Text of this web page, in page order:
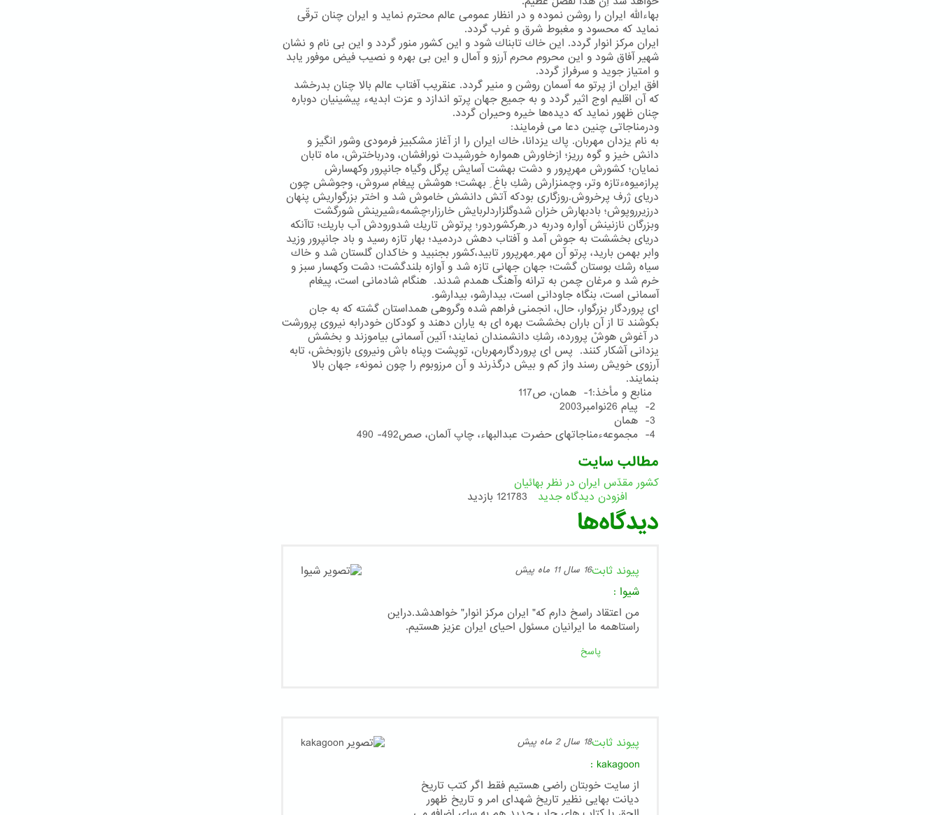
بهاءالله ایران را روشن نموده و در انظار عمومی عالم محترم نماید و ایران چنان ترقّی
نماید که محسود و مغبوط شرق و غرب گردد.
ایران مركز انوار گردد. این خاك تابناك شود و این كشور منور گردد و این بی نام و نشان
شهیر آفاق شود و این محروم محرم آرزو و آمال و این بی بهره و نصیب فیض موفور یابد
و امتیاز جوید و سرفراز گردد.
افق ایران از پرتو مه آسمان روشن و منیر گردد. عنقریب آفتاب عالم بالا چنان بدرخشد
كه آن اقلیم اوج اثیر گردد و به جمیع جهان پرتو اندازد و عزت ابدیهء پیشینیان دوباره
چنان ظهور نماید كه دیده‌ها خیره وحیران گردد.
ودرمناجاتی چنین دعا می فرمایند:
به نام یزدان مهربان. پاك یزدانا، خاك ایران را از آغاز مشكبیز فرمودی وشور انگیز و
دانش خیز و گوه رریز؛ ازخاورش همواره خورشیدت نورافشان، ودرباخترش، ماه تابان
نمایان؛ كشورش مهرپرور و دشت بهشت آسایش پرگل وگیاه جانپرور وكهسارش
پرازمیوهءتازه وتر، وچمنزارش رشكِ باغ ِ بهشت؛ هوشش پیغام سروش، وجوشش چون
دریای ژرف پرخروش.روزگاری بودكه آتش دانشش خاموش شد و اختر بزرگواریش پنهان
درزیرروپوش؛ بادبهارش خزان شدوگلزاردلربایش خارزار؛چشمهءشیرینش شورگشت
وبزرگان نازنینش آواره ودربه در ِهركشوردور؛ پرتوش تاریك شدورودش آب باریك؛ تاآنكه
دریای بخششت به جوش آمد و آفتاب دهش دردمید؛ بهار تازه رسید و باد جانپرور وزید
وابر بهمن بارید، پرتو آن مهر ِمهرپرور تابید،كشور بجنبید و خاكدان گلستان شد و خاك
سیاه رشك بوستان گشت؛ جهان جهانی تازه شد و آوازه بلندگشت؛ دشت وكهسار سبز و
خرم شد و مرغان چمن به ترانه وآهنگ همدم شدند. هنگام شادمانی است، پیغام
آسمانی است، بنگاه جاودانی است، بیدارشو، بیدارشو.
ای پروردگار بزرگوار، حال، انجمنی فراهم شده وگروهی همداستان گشته كه به جان
بكوشند تا از آن باران بخششت بهره ای به یاران دهند و كودكان خودرابه نیروی پرورشت
در آغوش هوشْ پرورده، رشكِ دانشمندان نمایند؛ آئین آسمانی بیاموزند و بخشش
یزدانی آشكار كنند. پس ای پروردگارمهربان، توپشت وپناه باش ونیروی بازوبخش، تابه
آرزوی خویش رسند واز كم و بیش درگذرند و آن مرزوبوم را چون نمونهء جهان بالا
بنمایند.
منابع و مأخذ:1- همان، ص117
مطالب سایت
کشور مقدّس ایران در نظر بهائیان
افزودن دیدگاه جدید
121783 بازدید
دیدگاه‌ها
پیوند ثابت16 سال 11 ماه پیش
شیوا :
من اعتقاد راسخ دارم که" ایران مرکز انوار" خواهدشد.دراین
راستاهمه ما ایرانیان مسئول احیای ایران عزیز هستیم.
پاسخ
پیوند ثابت18 سال 2 ماه پیش
kakagoon
:
از سایت خوبتان راضی هستیم فقط اگر کتب تاریخ
دیانت بهایی نظیر تاریخ شهدای امر و تاریخ ظهور